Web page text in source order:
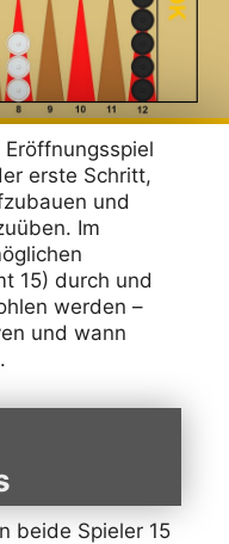
erste Schritt,
und
Im
15) durch und
werden –
und wann
beide Spieler 15